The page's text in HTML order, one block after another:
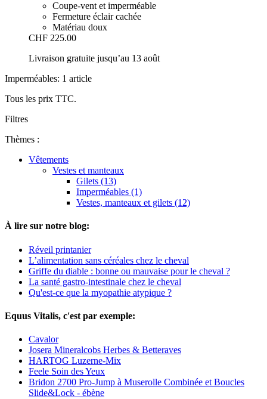
Coupe-vent et imperméable
Fermeture éclair cachée
Matériau doux
CHF 225.00
Livraison gratuite jusqu’au 13 août
Imperméables: 1 article
Tous les prix TTC.
Filtres
Thèmes :
Vêtements
Vestes et manteaux
Gilets (13)
Imperméables (1)
Vestes, manteaux et gilets (12)
À lire sur notre blog:
Réveil printanier
L’alimentation sans céréales chez le cheval
Griffe du diable : bonne ou mauvaise pour le cheval ?
La santé gastro-intestinale chez le cheval
Qu'est-ce que la myopathie atypique ?
Equus Vitalis, c'est par exemple:
Cavalor
Josera Mineralcobs Herbes & Betteraves
HARTOG Luzerne-Mix
Feele Soin des Yeux
Bridon 2700 Pro-Jump à Muserolle Combinée et Boucles
Slide&Lock - ébène